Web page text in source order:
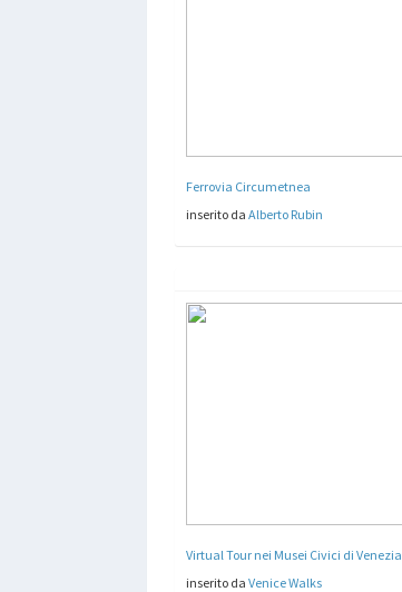
Ferrovia Circumetnea
inserito da Alberto Rubin
inserito da Venice Walks